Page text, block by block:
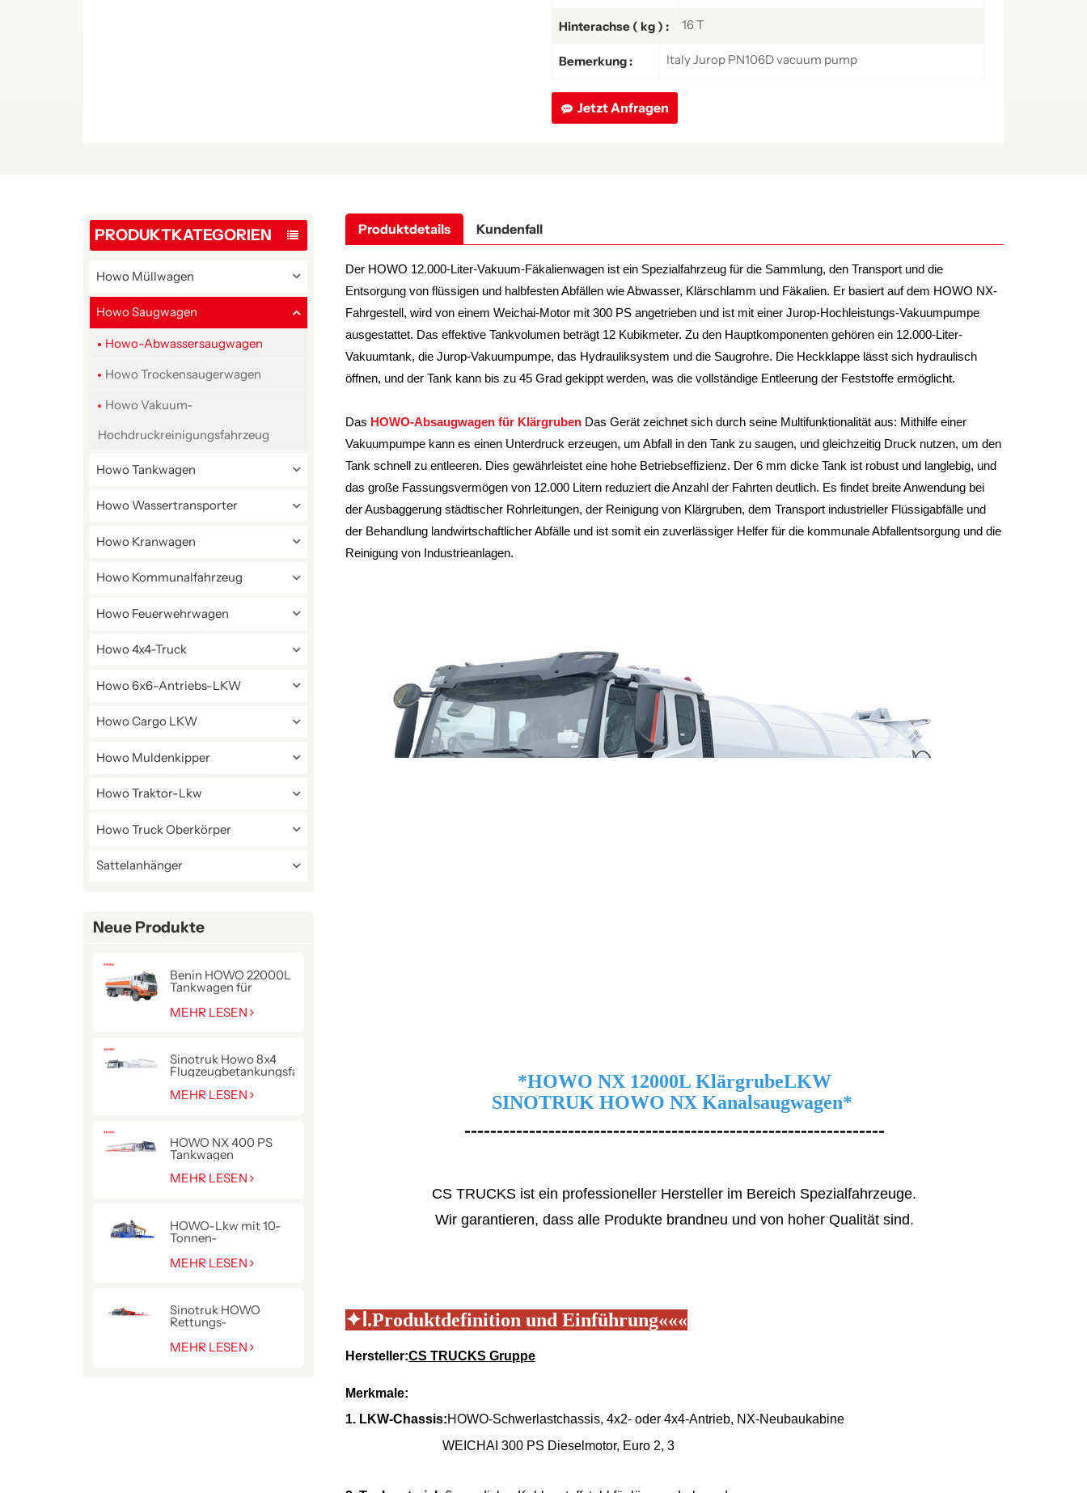
Hinterachse ( kg ) : 16 T
Bemerkung : Italy Jurop PN106D vacuum pump
Jetzt Anfragen
PRODUKTKATEGORIEN
Howo Müllwagen
Howo Saugwagen
Howo-Abwassersaugwagen
Howo Trockensaugerwagen
Howo Vakuum-
Hochdruckreinigungsfahrzeug
Howo Tankwagen
Howo Wassertransporter
Howo Kranwagen
Howo Kommunalfahrzeug
Howo Feuerwehrwagen
Howo 4x4-Truck
Howo 6x6-Antriebs-LKW
Howo Cargo LKW
Howo Muldenkipper
Howo Traktor-Lkw
Howo Truck Oberkörper
Sattelanhänger
Neue Produkte
Benin HOWO 22000L
Tankwagen für
Kraftstofflieferung
MEHR LESEN
Sinotruk Howo 8x4
Flugzeugbetankungsfahrzeug
MEHR LESEN
HOWO NX 400 PS
Tankwagen
MEHR LESEN
HOWO-Lkw mit 10-
Tonnen-
MEHR LESEN
Sinotruk HOWO
Rettungs-
Pumpenwagen für die
Polizei
MEHR LESEN
Produktdetails Kundenfall
Der HOWO 12.000-Liter-Vakuum-Fäkalienwagen ist ein Spezialfahrzeug für die Sammlung, den Transport und die
Entsorgung von flüssigen und halbfesten Abfällen wie Abwasser, Klärschlamm und Fäkalien. Er basiert auf dem HOWO NX-
Fahrgestell, wird von einem Weichai-Motor mit 300 PS angetrieben und ist mit einer Jurop-Hochleistungs-Vakuumpumpe
ausgestattet. Das effektive Tankvolumen beträgt 12 Kubikmeter. Zu den Hauptkomponenten gehören ein 12.000-Liter-
Vakuumtank, die Jurop-Vakuumpumpe, das Hydrauliksystem und die Saugrohre. Die Heckklappe lässt sich hydraulisch
öffnen, und der Tank kann bis zu 45 Grad gekippt werden, was die vollständige Entleerung der Feststoffe ermöglicht.
Das HOWO-Absaugwagen für Klärgruben Das Gerät zeichnet sich durch seine Multifunktionalität aus: Mithilfe einer
Vakuumpumpe kann es einen Unterdruck erzeugen, um Abfall in den Tank zu saugen, und gleichzeitig Druck nutzen, um den
Tank schnell zu entleeren. Dies gewährleistet eine hohe Betriebseffizienz. Der 6 mm dicke Tank ist robust und langlebig, und
das große Fassungsvermögen von 12.000 Litern reduziert die Anzahl der Fahrten deutlich. Es findet breite Anwendung bei
der Ausbaggerung städtischer Rohrleitungen, der Reinigung von Klärgruben, dem Transport industrieller Flüssigabfälle und
der Behandlung landwirtschaftlicher Abfälle und ist somit ein zuverlässiger Helfer für die kommunale Abfallentsorgung und die
Reinigung von Industrieanlagen.
*HOWO NX 12000L KlärgrubeLKW
SINOTRUK HOWO NX Kanalsaugwagen*
-----------------------------------------------------------------
CS TRUCKS ist ein professioneller Hersteller im Bereich Spezialfahrzeuge.
Wir garantieren, dass alle Produkte brandneu und von hoher Qualität sind.
✦ Ⅰ.Produktdefinition und Einführung«««
Hersteller:CS TRUCKS Gruppe
Merkmale:
1. LKW-Chassis:HOWO-Schwerlastchassis, 4x2- oder 4x4-Antrieb, NX-Neubaukabine
WEICHAI 300 PS Dieselmotor, Euro 2, 3